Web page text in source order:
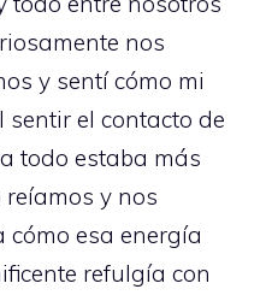
nos
y sentí cómo mi
sentir el contacto de
todo estaba más
y nos
cómo esa energía
refulgía con